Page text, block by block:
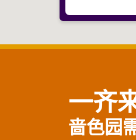
一齐
啬色园